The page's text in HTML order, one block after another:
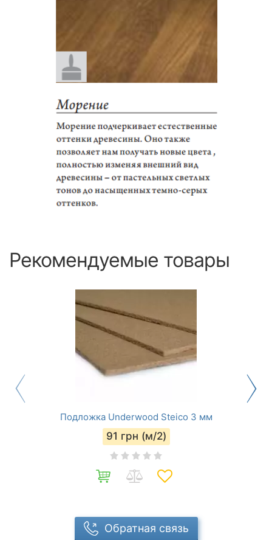
Рекомендуемые товары
Подложка Underwood Steico 3 мм
91 грн (м/2)
Обратная связь